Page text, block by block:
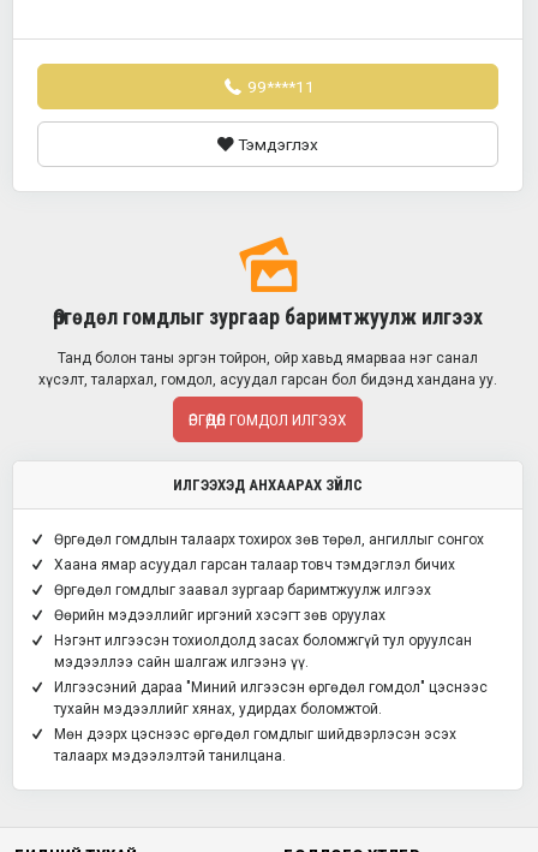
99****11
Тэмдэглэх
Өргөдөл гомдлыг зургаар баримтжуулж илгээх
Танд болон таны эргэн тойрон, ойр хавьд ямарваа нэг санал
хүсэлт, талархал, гомдол, асуудал гарсан бол бидэнд хандана уу.
ӨРГӨДӨЛ ГОМДОЛ ИЛГЭЭХ
ИЛГЭЭХЭД АНХААРАХ ЗҮЙЛС
Өргөдөл гомдлын талаарх тохирох зөв төрөл, ангиллыг сонгох
Хаана ямар асуудал гарсан талаар товч тэмдэглэл бичих
Өргөдөл гомдлыг заавал зургаар баримтжуулж илгээх
Өөрийн мэдээллийг иргэний хэсэгт зөв оруулах
Нэгэнт илгээсэн тохиолдолд засах боломжгүй тул оруулсан
мэдээллээ сайн шалгаж илгээнэ үү.
Илгээсэний дараа "Миний илгээсэн өргөдөл гомдол" цэснээс
тухайн мэдээллийг хянах, удирдах боломжтой.
Мөн дээрх цэснээс өргөдөл гомдлыг шийдвэрлэсэн эсэх
талаарх мэдээлэлтэй танилцана.